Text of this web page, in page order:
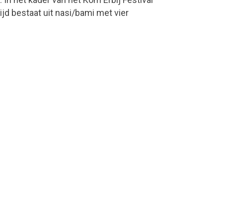
bestaat uit nasi/bami met vier